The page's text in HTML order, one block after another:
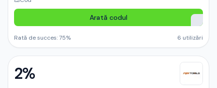
Arată codul
Rată de succes:75% 6 utilizări
2%